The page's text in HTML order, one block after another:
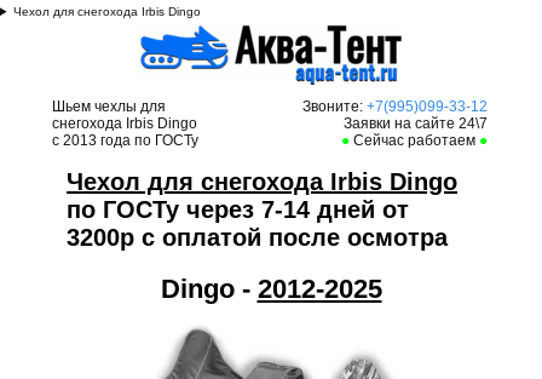
Чехол для снегохода Irbis Dingo
Шьем чехлы для
снегохода Irbis Dingo
с 2013 года по ГОСТу
Звоните:+7(995)099-33-12
Заявки на сайте 24\7
● Сейчас работаем ●
Чехол для снегохода Irbis Dingo
по ГОСТу через 7-14 дней от
3200р с оплатой после осмотра
Dingo - 2012-2025